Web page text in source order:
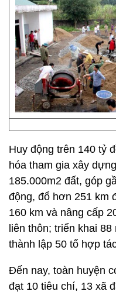
Huy động trên 140 tỷ
hóa tham gia xây
185.000m2 đất, góp
động, đổ hơn 251 km
160 km và nâng cấp
liên thôn; triển khai
thành lập 50 tổ hợp
Đến nay, toàn huyện
đạt 10 tiêu chí, 13 xã